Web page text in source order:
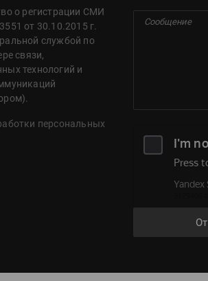
о регистрации СМИ
от 30.10.2015 г.
службой по
связи,
технологий и
персональных